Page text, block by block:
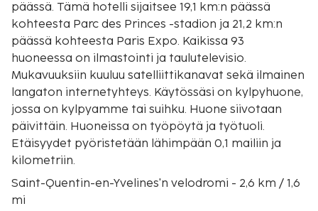
päässä. Tämä hotelli sijaitsee 19,1 km:n päässä
kohteesta Parc des Princes -stadion ja 21,2 km:n
päässä kohteesta Paris Expo. Kaikissa 93
huoneessa on ilmastointi ja taulutelevisio.
Mukavuuksiin kuuluu satelliittikanavat sekä ilmainen
langaton internetyhteys. Käytössäsi on kylpyhuone,
jossa on kylpyamme tai suihku. Huone siivotaan
päivittäin. Huoneissa on työpöytä ja työtuoli.
Etäisyydet pyöristetään lähimpään 0,1 mailiin ja
kilometriin.
Saint-Quentin-en-Yvelines'n velodromi - 2,6 km / 1,6
mi